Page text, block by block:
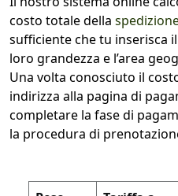
costo totale della
sufficiente che tu inserisca
loro grandezza e l’area
Una volta conosciuto il
indirizza alla pagina di
completare la fase di
la procedura di